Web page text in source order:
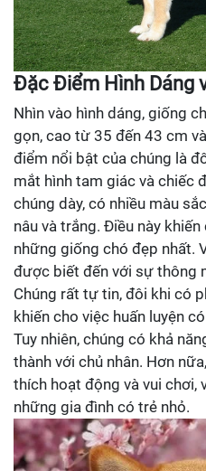
Đặc Điểm Hình Dáng
Nhìn vào hình dáng, giống
gọn, cao từ 35 đến 43 cm
điểm nổi bật của chúng là
mắt hình tam giác và chiếc
chúng dày, có nhiều màu
nâu và trắng. Điều này
những giống chó đẹp nhất.
được biết đến với sự thông
Chúng rất tự tin, đôi khi có
khiến cho việc huấn luyện
Tuy nhiên, chúng có khả
thành với chủ nhân. Hơn
thích hoạt động và vui chơi,
những gia đình có trẻ nhỏ.